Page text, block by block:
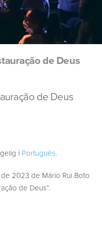
de Deus
de Deus
i Português.
2023 de Mário Rui Boto
de Deus”.